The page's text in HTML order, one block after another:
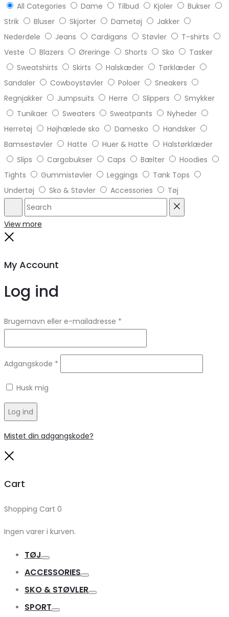
All Categories Dame Tilbud Kjoler
Bukser
Strik
Bluser Skjorter Dametøj
Jakker
Nederdele
Jeans Cardigans Støvler
T-shirts
Veste
Blazers Øreringe Shorts Sko
Tasker
Sweatshirts
Skirts Halskæder
Tørklæder
Sandaler
Cowboystøvler Poloer
Sneakers
Regnjakker
Jumpsuits Herre Slippers
Smykker
Tunikaer
Sweaters Sweatpants
Nyheder
Herretøj
Højhælede sko Damesko
Handsker
Bamsestøvler
Hatte Huer & Hatte
Halstørklæder
Slips
Cargobukser Caps Bælter
Hoodies
Tights
Gummistøvler Leggings
Tank Tops
Undertøj
Sko & Støvler Accessories Tøj
Search
View more
My Account
Log ind
Brugernavn eller e-mailadresse *
Adgangskode *
Husk mig
Log ind
Mistet din adgangskode?
Cart
Shopping Cart 0
Ingen varer i kurven.
TØJ
ACCESSORIES
SKO & STØVLER
SPORT